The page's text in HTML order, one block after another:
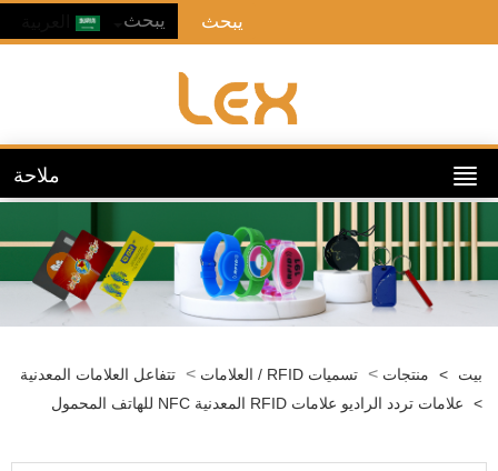
العربية
ملاحة
> منتجات> تسميات RFID / العلامات > تتفاعل العلامات المعدنية
علامات تردد الراديو علامات RFID المعدنية NFC للهاتف المحمول